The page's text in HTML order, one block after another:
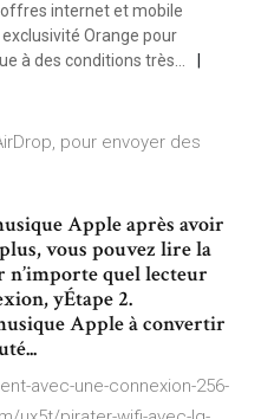
internet et mobile
Orange pour
à des conditions très…
pour envoyer des
Apple après avoir
vous pouvez lire la
quel lecteur
yÉtape 2.
Apple à convertir
avec-une-connexion-256-